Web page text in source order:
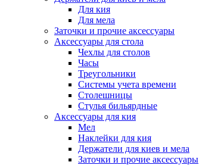
Для кия
Для мела
Заточки и прочие аксессуары
Аксессуары для стола
Чехлы для столов
Часы
Треугольники
Системы учета времени
Столешницы
Стулья бильярдные
Аксессуары для кия
Мел
Наклейки для кия
Держатели для киев и мела
Заточки и прочие аксессуары